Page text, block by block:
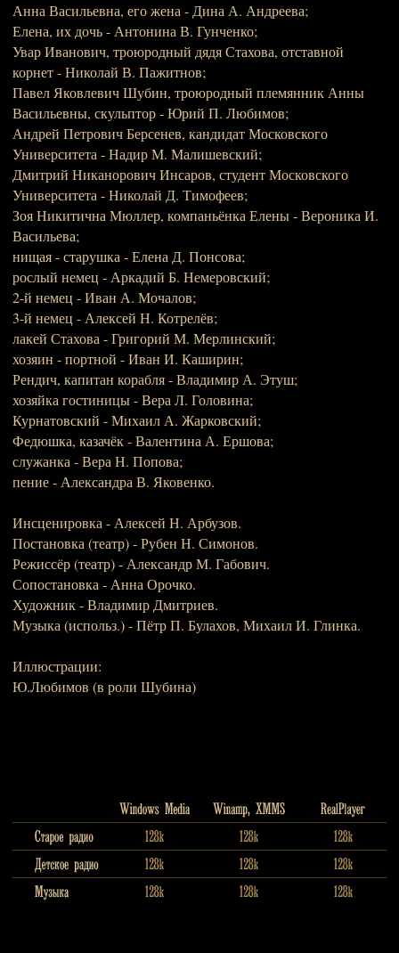
Анна Васильевна, его жена - Дина А. Андреева;
Елена, их дочь - Антонина В. Гунченко;
Увар Иванович, троюродный дядя Стахова, отставной
корнет - Николай В. Пажитнов;
Павел Яковлевич Шубин, троюродный племянник Анны
Васильевны, скульптор - Юрий П. Любимов;
Андрей Петрович Берсенев, кандидат Московского
Университета - Надир М. Малишевский;
Дмитрий Никанорович Инсаров, студент Московского
Университета - Николай Д. Тимофеев;
Зоя Никитична Мюллер, компаньёнка Елены - Вероника И.
Васильева;
нищая - старушка - Елена Д. Понсова;
рослый немец - Аркадий Б. Немеровский;
2-й немец - Иван А. Мочалов;
3-й немец - Алексей Н. Котрелёв;
лакей Стахова - Григорий М. Мерлинский;
хозяин - портной - Иван И. Каширин;
Рендич, капитан корабля - Владимир А. Этуш;
хозяйка гостиницы - Вера Л. Головина;
Курнатовский - Михаил А. Жарковский;
Федюшка, казачёк - Валентина А. Ершова;
служанка - Вера Н. Попова;
пение - Александра В. Яковенко.
Инсценировка - Алексей Н. Арбузов.
Постановка (театр) - Рубен Н. Симонов.
Режиссёр (театр) - Александр М. Габович.
Сопостановка - Анна Орочко.
Художник - Владимир Дмитриев.
Музыка (использ.) - Пётр П. Булахов, Михаил И. Глинка.
Иллюстрации:
Ю.Любимов (в роли Шубина)